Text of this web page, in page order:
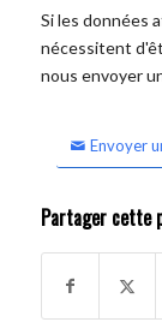
Si les données
nécessitent
nous envoyer
Envoyer
Partager cette